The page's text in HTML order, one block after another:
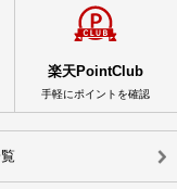
楽天PointClub
手軽にポイントを確認